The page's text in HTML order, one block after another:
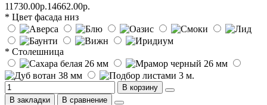
11730.00р.14662.00р.
* Цвет фасада низ
* Столешница
В корзину
В закладки
В сравнение